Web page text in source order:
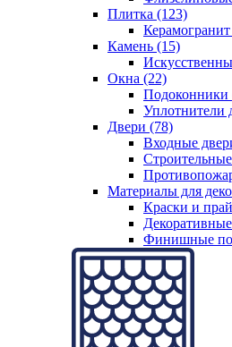
Плитка (123)
Камень (15)
Окна (22)
Подоконники
Уплотнители
Двери (78)
Входные
Материалы для
Краски и
Финишные